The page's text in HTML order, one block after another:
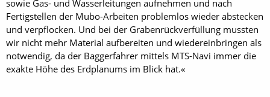
sowie Gas- und Wasserleitungen aufnehmen und nach
Fertigstellen der Mubo-Arbeiten problemlos wieder abstecken
und verpflocken. Und bei der Grabenrückverfüllung mussten
wir nicht mehr Material aufbereiten und wiedereinbringen als
notwendig, da der Baggerfahrer mittels MTS-Navi immer die
exakte Höhe des Erdplanums im Blick hat.«